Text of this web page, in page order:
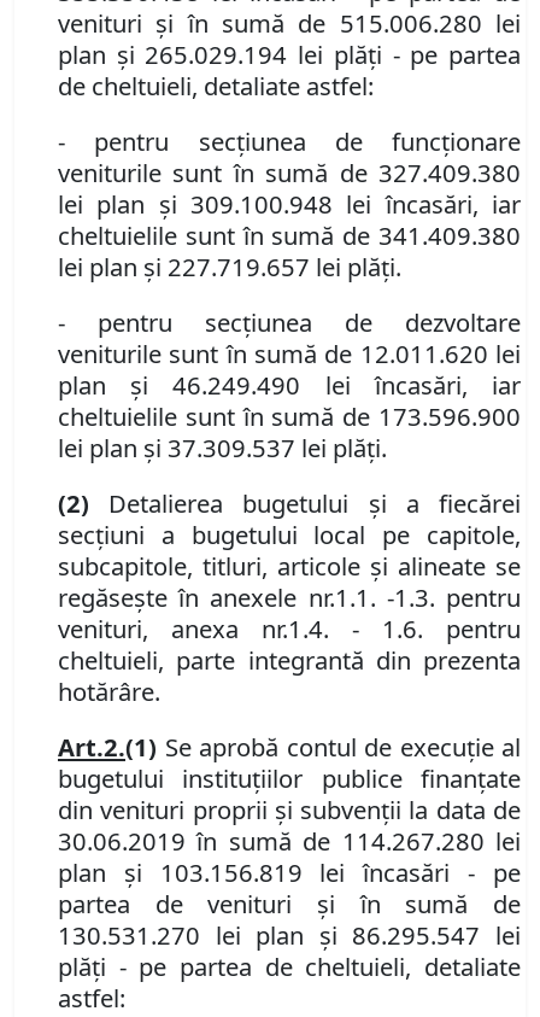
venituri şi în sumă de 515.006.280 lei
plan şi 265.029.194 lei plăţi - pe partea
de cheltuieli, detaliate astfel:
- pentru secţiunea de funcţionare
veniturile sunt în sumă de 327.409.380
lei plan şi 309.100.948 lei încasări, iar
cheltuielile sunt în sumă de 341.409.380
lei plan şi 227.719.657 lei plăţi.
- pentru secţiunea de dezvoltare
veniturile sunt în sumă de 12.011.620 lei
plan şi 46.249.490 lei încasări, iar
cheltuielile sunt în sumă de 173.596.900
lei plan şi 37.309.537 lei plăţi.
(2) Detalierea bugetului şi a fiecărei
secţiuni a bugetului local pe capitole,
subcapitole, titluri, articole şi alineate se
regăseşte în anexele nr.1.1. -1.3. pentru
venituri, anexa nr.1.4. - 1.6. pentru
cheltuieli, parte integrantă din prezenta
hotărâre.
Art.2.(1) Se aprobă contul de execuţie al
bugetului instituţiilor publice finanţate
din venituri proprii şi subvenţii la data de
30.06.2019 în sumă de 114.267.280 lei
plan şi 103.156.819 lei încasări - pe
partea de venituri şi în sumă de
130.531.270 lei plan şi 86.295.547 lei
plăţi - pe partea de cheltuieli, detaliate
astfel: